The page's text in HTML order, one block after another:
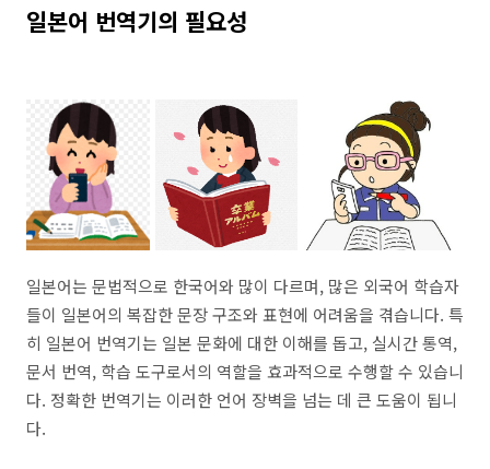
일본어 번역기의 필요성
일본어는 문법적으로 한국어와 많이 다르며, 많은 외국어 학습자
들이 일본어의 복잡한 문장 구조와 표현에 어려움을 겪습니다. 특
히 일본어 번역기는 일본 문화에 대한 이해를 돕고, 실시간 통역,
문서 번역, 학습 도구로서의 역할을 효과적으로 수행할 수 있습니
다. 정확한 번역기는 이러한 언어 장벽을 넘는 데 큰 도움이 됩니
다.